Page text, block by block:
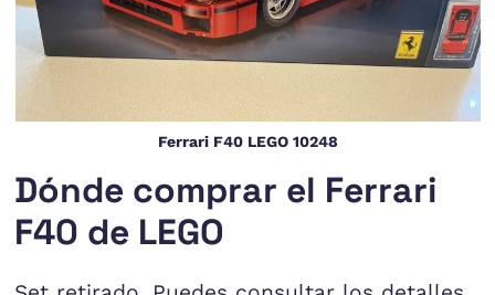
Ferrari F40 LEGO 10248
Dónde comprar el Ferrari
F40 de LEGO